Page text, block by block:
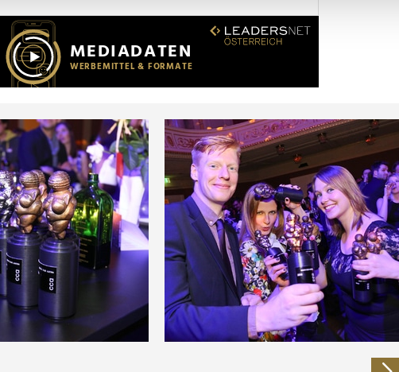
Medien, Werbung und Analysen weiter. Unsere Partner führen
zusammen, die Sie ihnen bereitgestellt haben oder die sie im